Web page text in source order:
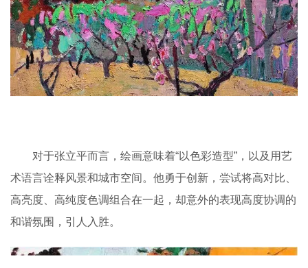
对于张立平而言，绘画意味着“以色彩造型”，以及用艺
术语言诠释风景和城市空间。他勇于创新，尝试将高对比、
高亮度、高纯度色调组合在一起，却意外的表现高度协调的
和谐氛围，引人入胜。